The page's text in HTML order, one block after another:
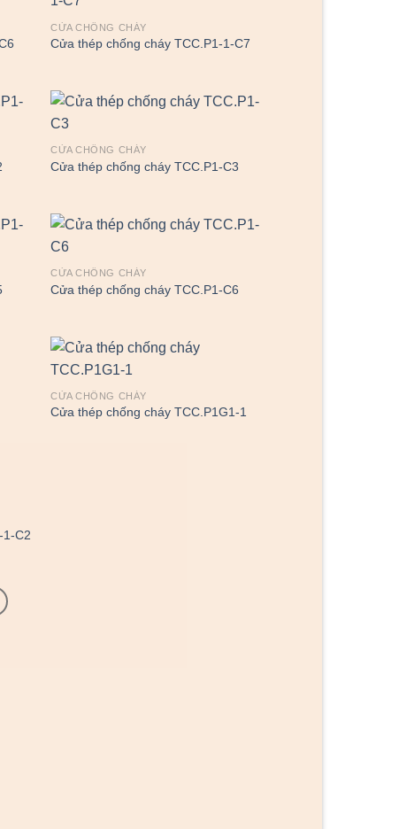
CỬA CHỐNG CHÁY
Cửa thép chống cháy TCC.P1-1-C7
CỬA CHỐNG CHÁY
Cửa thép chống cháy TCC.P1-C3
CỬA CHỐNG CHÁY
Cửa thép chống cháy TCC.P1-C6
CỬA CHỐNG CHÁY
Cửa thép chống cháy TCC.P1G1-1
1-C2